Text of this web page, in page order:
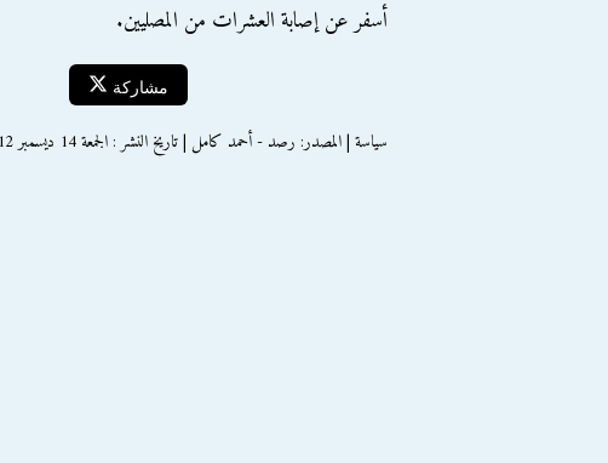
أسفر عن إصابة العشرات من المصليين.
مشاركة
سياسة | المصدر: رصد - أحمد كامل | تاريخ النشر : الجمعة 14 ديسمبر 2012